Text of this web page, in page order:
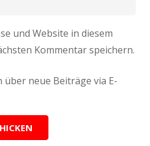
und Website in diesem
Kommentar speichern.
über neue Beiträge via E-